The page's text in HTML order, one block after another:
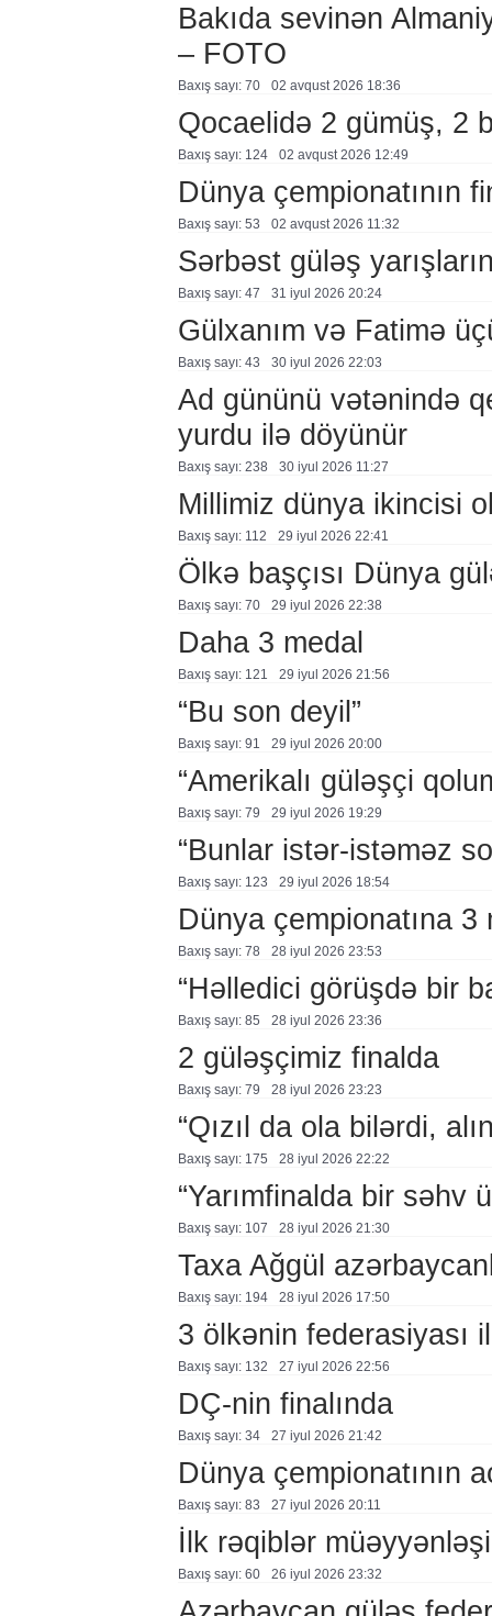
Bakıda sevinən
– FOTO
Baxış sayı: 70 02 avqust 2026 18:36
Qocaelidə 2 gümüş, 2
Baxış sayı: 124 02 avqust 2026 12:49
Dünya çempionatının
Baxış sayı: 53 02 avqust 2026 11:32
Sərbəst güləş
Baxış sayı: 47 31 i̇yul 2026 20:24
Gülxanım və Fatimə
Baxış sayı: 43 30 i̇yul 2026 22:03
Ad gününü vətənində
yurdu ilə döyünür
Baxış sayı: 238 30 i̇yul 2026 11:27
Millimiz dünya ikincisi
Baxış sayı: 112 29 i̇yul 2026 22:41
Ölkə başçısı Dünya
Baxış sayı: 70 29 i̇yul 2026 22:38
Daha 3 medal
Baxış sayı: 121 29 i̇yul 2026 21:56
“Bu son deyil”
Baxış sayı: 91 29 i̇yul 2026 20:00
“Amerikalı güləşçi
Baxış sayı: 79 29 i̇yul 2026 19:29
“Bunlar istər-istəməz
Baxış sayı: 123 29 i̇yul 2026 18:54
Dünya çempionatına 3
Baxış sayı: 78 28 i̇yul 2026 23:53
“Həlledici görüşdə bir
Baxış sayı: 85 28 i̇yul 2026 23:36
2 güləşçimiz finalda
Baxış sayı: 79 28 i̇yul 2026 23:23
“Qızıl da ola bilərdi,
Baxış sayı: 175 28 i̇yul 2026 22:22
“Yarımfinalda bir səhv
Baxış sayı: 107 28 i̇yul 2026 21:30
Taxa Ağgül
Baxış sayı: 194 28 i̇yul 2026 17:50
3 ölkənin federasiyası
Baxış sayı: 132 27 i̇yul 2026 22:56
DÇ-nin finalında
Baxış sayı: 34 27 i̇yul 2026 21:42
Dünya çempionatının
Baxış sayı: 83 27 i̇yul 2026 20:11
İlk rəqiblər
Baxış sayı: 60 26 i̇yul 2026 23:32